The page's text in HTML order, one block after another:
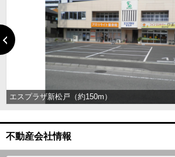
エスプラザ新松戸（約150m）
不動産会社情報